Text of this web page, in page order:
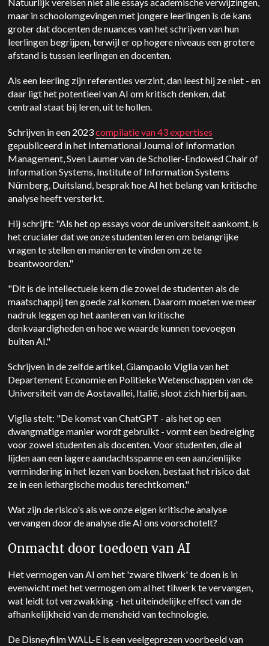
maar in schoolomgevingen met jongere leerlingen is de kans
groter dat docenten de nuances van het schrijven van hun
leerlingen begrijpen, terwijl er op hogere niveaus een grotere
afstand is tussen leerlingen en docenten.
Als een leerling zijn referenties verzint, dan leest hij ze niet - en
daar ligt het potentieel van AI om kritisch denken, dat
centraal staat bij leren, uit te hollen.
Schrijven in een 2023compilatie van 43 expertises
gepubliceerd in het International Journal of Information
Management,Sven Laumer van de Scholler-Endowed Chair of
Information Systems, Institute of Information Systems
Nürnberg, Duitsland, besprak hoe AI het belang van kritische
analyse heeft versterkt.
Hij schrijft: "Als het op essays voor de universiteit aankomt, is
het crucialer dat we onze studenten leren om belangrijke
vragen te stellen en manieren te vinden om ze te
beantwoorden."
"Dit is de intellectuele kern die zowel de studenten als de
maatschappij ten goede zal komen. Daarom moeten we meer
nadruk leggen op het aanleren van kritische
denkvaardigheden en hoe we waarde kunnen toevoegen
buiten AI."
Schrijven in de zelfde artikel,Giampaolo Viglia van het
Departement Economie en Politieke Wetenschappen van de
Universiteit van de Aostavallei, Italië, sloot zich hierbij aan.
Viglia stelt: "De komst van ChatGPT - als het op een
dwangmatige manier wordt gebruikt - vormt een bedreiging
voor zowel studenten als docenten. Voor studenten, die al
lijden aan een lagere aandachtsspanne en een aanzienlijke
vermindering in het lezen van boeken, bestaat het risico dat
ze in een lethargische modus terechtkomen."
Wat zijn de risico's als we onze eigen kritische analyse
vervangen door de analyse die AI ons voorschotelt?
Onmacht door toedoen van AI
Het vermogen van AI om het 'zware tilwerk' te doen is in
evenwicht met het vermogen om al het tilwerk te vervangen,
wat leidt tot verzwakking - het uiteindelijke effect van de
afhankelijkheid van de mensheid van technologie.
De Disneyfilm WALL-E is een veelgeprezen voorbeeld van